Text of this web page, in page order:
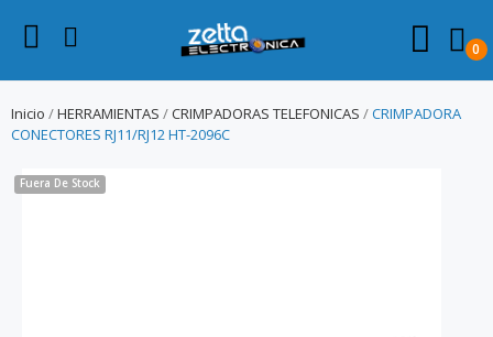
0
Inicio HERRAMIENTAS CRIMPADORAS TELEFONICAS
CRIMPADORA
CONECTORES RJ11/RJ12 HT-2096C
Fuera De Stock